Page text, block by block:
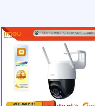
nhau công nghệ xử lý hình
sáng có màu ban đêm
ảnh sắc nét